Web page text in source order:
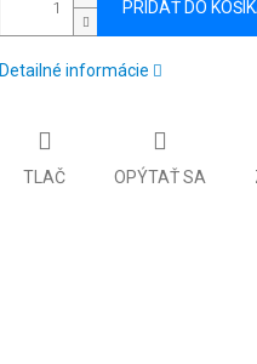
PRIDAŤ DO
Detailné informácie
TLAČ OPÝTAŤ SA